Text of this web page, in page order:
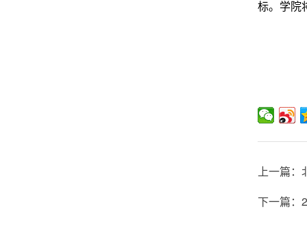
标。学院
上一篇：
下一篇：